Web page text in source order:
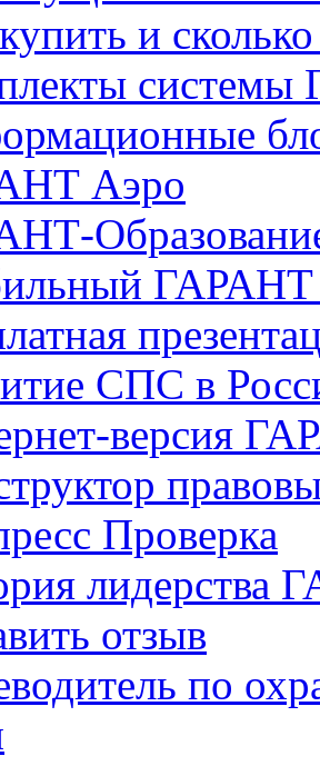
и
Аэро
ГАРАНТ
СПС в
версия
Проверка
лидерства
отзыв
по